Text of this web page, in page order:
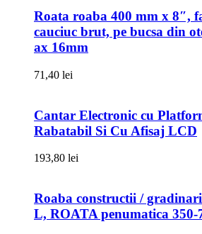
Roata roaba 400 mm x 8″,
cauciuc brut, pe bucsa din
ax 16mm
71,40 lei
Cantar Electronic cu
Rabatabil Si Cu Afisaj LCD
193,80 lei
Roaba constructii /
L, ROATA penumatica 350-